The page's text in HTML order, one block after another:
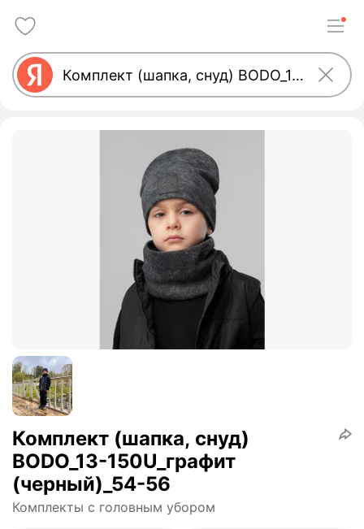
Комплект (шапка, снуд)
BODO_13-150U_графит
(черный)_54-56
Комплекты с головным убором